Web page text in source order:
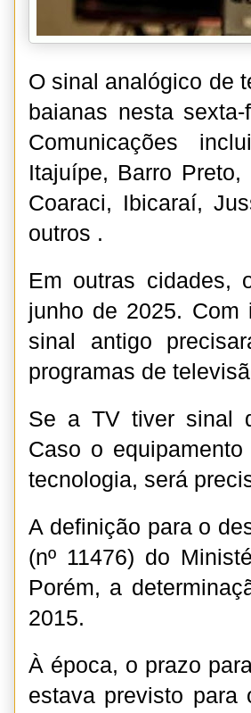
O sinal analógico de
baianas nesta
Comunicações
Itajuípe, Barro Preto,
Coaraci, Ibicaraí,
outros .
Em outras cidades,
junho de 2025.
sinal antigo
programas de
Se a TV tiver sinal
Caso o
tecnologia, será
A definição para o
(nº 11476) do
Porém, a
2015.
À época, o prazo
estava previsto para